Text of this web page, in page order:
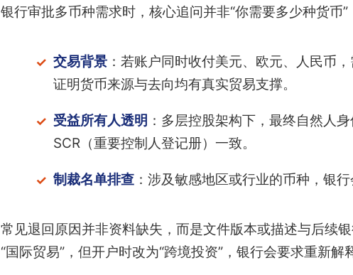
银行审批多币种需求时，核心追问并非“你需要多少种货币”
交易背景：若账户同时收付美元、欧元、人民币
证明货币来源与去向均有真实贸易支撑。
受益所有人透明 ：多层控股架构下，最终自然人
SCR（重要控制人登记册）一致。
制裁名单排查：涉及敏感地区或行业的币种，银行
常见退回原因并非资料缺失，而是文件版本或描述与后续
“国际贸易”，但开户时改为“跨境投资”，银行会要求重新解